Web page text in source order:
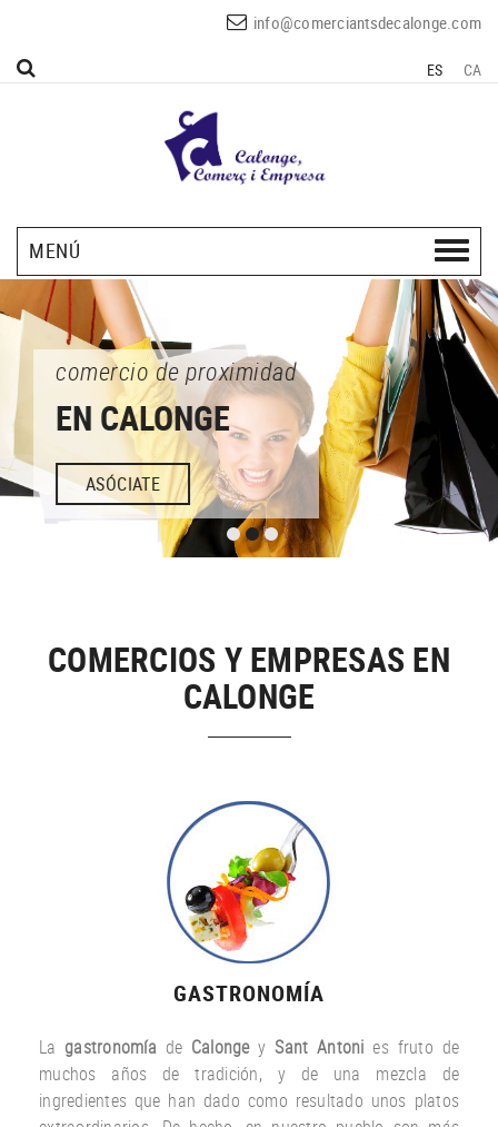
info@comerciantsdecalonge.com
ES CA
MENÚ
comercio de proximidad
EN CALONGE
ASÓCIATE
COMERCIOS Y EMPRESAS EN
CALONGE
GASTRONOMÍA
La gastronomía de Calongey Sant Antoni es fruto de
muchos años
de tradición, y de una mezcla
de
ingredientes que han dado como resultado unos platos